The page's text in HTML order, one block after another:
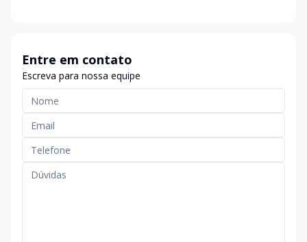
Entre em contato
Escreva para nossa equipe